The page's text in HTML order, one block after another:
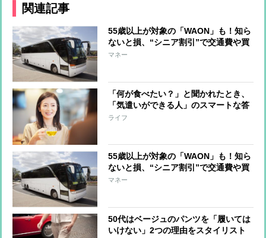
関連記事
55歳以上が対象の「WAON」も！知ら
ないと損、“シニア割引”で交通費や買
い物がお得に
マネー
「何が食べたい？」と聞かれたとき、
「気遣いができる人」のスマートな答
え方
ライフ
55歳以上が対象の「WAON」も！知ら
ないと損、“シニア割引”で交通費や買
い物がお得に
マネー
50代はベージュのパンツを「履いては
いけない」2つの理由をスタイリスト